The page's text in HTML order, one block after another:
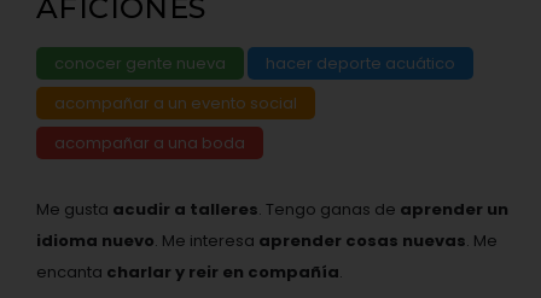
AFICIONES
conocer gente nueva
hacer deporte acuático
acompañar a un evento social
acompañar a una boda
Me gusta acudir a talleres. Tengo ganas de aprender un
idioma nuevo. Me interesa aprender cosas nuevas. Me
encanta charlar y reir en compañía.